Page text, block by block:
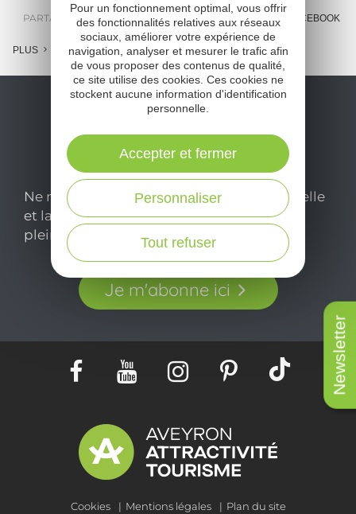
Newsletter
PARTAGER : E-MAIL MESSENGER FACEBOOK
PLUS
Ne manquez pas notre newsletter mensuelle
et laissez-vous inspirer pour profiter
pleinement de votre séjour en Aveyron.
Je m'abonne ici
Cookies Mentions légales Plan du site
Pour un fonctionnement optimal, vous offrir
des fonctionnalités relatives aux réseaux
sociaux, améliorer votre expérience de
navigation, analyser et mesurer le trafic afin
de vous proposer des contenus de qualité,
ce site utilise des cookies. Ces cookies ne
stockent aucune information d'identification
personnelle.
Tout refuser
Personnaliser
Accepter et fermer